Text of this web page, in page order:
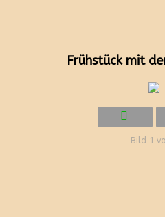
Frühstück mit
Bild 1